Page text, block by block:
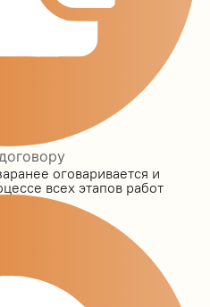
оговаривается и
всех этапов работ